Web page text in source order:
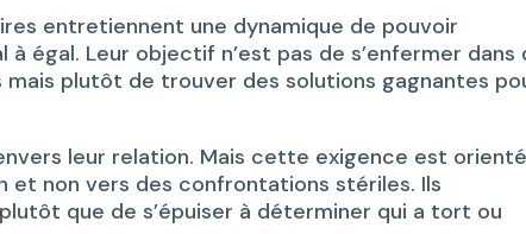
entretiennent une dynamique de pouvoir
égal. Leur objectif n’est pas de s’enfermer dans
plutôt de trouver des solutions gagnantes
leur relation. Mais cette exigence est
et non vers des confrontations stériles. Ils
que de s’épuiser à déterminer qui a tort ou